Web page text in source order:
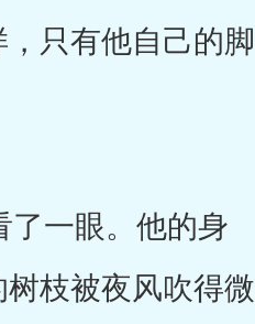
只有他自己的脚
一眼。他的身
枝被夜风吹得微